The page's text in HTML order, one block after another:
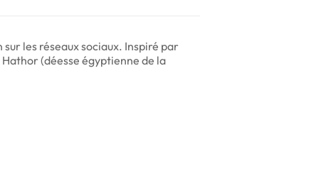
les réseaux sociaux. Inspiré par
(déesse égyptienne de la